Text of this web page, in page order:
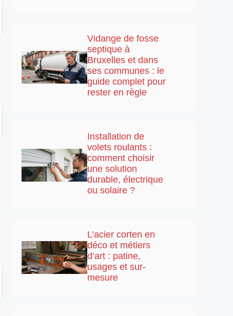
Vidange de fosse
septique à
Bruxelles et dans
ses communes : le
guide complet pour
rester en règle
Installation de
volets roulants :
comment choisir
une solution
durable, électrique
ou solaire ?
L’acier corten en
déco et métiers
d’art : patine,
usages et sur-
mesure